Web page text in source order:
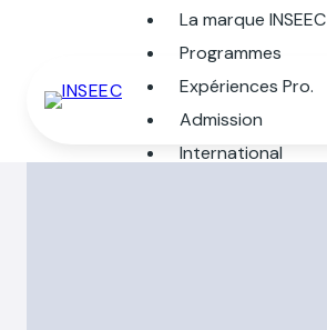
La marque INSEEC
Programmes
Expériences Pro.
Admission
International